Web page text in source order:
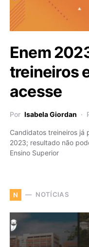
Enem
treineiros
acesse
Por Isabela Giordan
Candidatos treineiros já
2023; resultado não
Ensino Superior
N NOTÍCIAS